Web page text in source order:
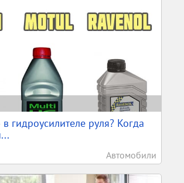
гидроусилителе руля? Когда
Автомобили